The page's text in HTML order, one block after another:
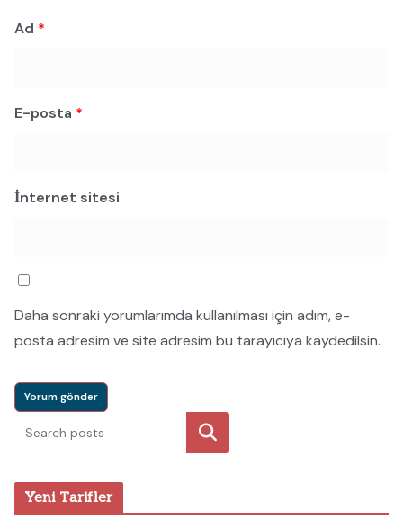
Ad *
E-posta *
İnternet sitesi
Daha sonraki yorumlarımda kullanılması için adım, e-
posta adresim ve site adresim bu tarayıcıya kaydedilsin.
Ara
Yeni Tarifler